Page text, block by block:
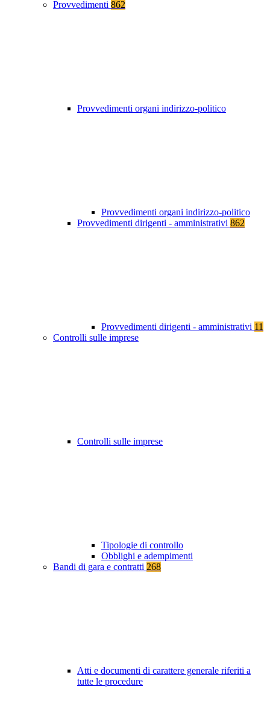
Provvedimenti 862
Provvedimenti organi indirizzo-politico
Provvedimenti organi indirizzo-politico
Provvedimenti dirigenti - amministrativi 862
Provvedimenti dirigenti - amministrativi 11
Controlli sulle imprese
Controlli sulle imprese
Tipologie di controllo
Obblighi e adempimenti
Bandi di gara e contratti 268
Atti e documenti di carattere generale riferiti a
tutte le procedure